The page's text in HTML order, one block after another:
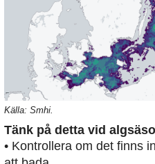
Källa: Smhi.
Tänk på detta vid
• Kontrollera om det finns